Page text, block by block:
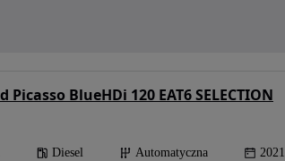
Picasso BlueHDi 120 EAT6 SELECTION
Diesel Automatyczna 2021